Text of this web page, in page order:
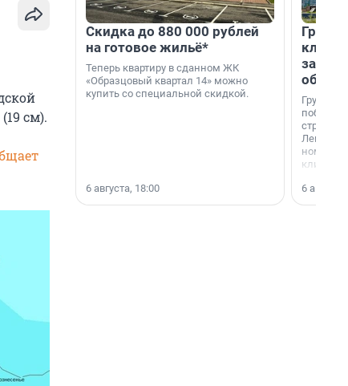
см).
Скидка до 880 000 рублей
на готовое жильё*
Теперь квартиру в сданном ЖК
«Образцовый квартал 14» можно
купить со специальной скидкой.
6 августа, 18:00
Группа
области».
6